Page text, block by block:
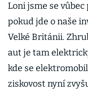
Loni jsme se
pokud jde o naše
Velké Británii.
aut je tam
kde se
ziskovost nyní